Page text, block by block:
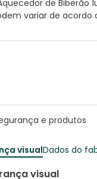
de Biberão
variar de acordo
e produtos
visualDados do
visual